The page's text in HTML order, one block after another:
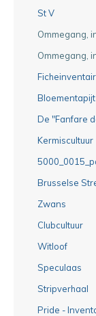
St V
Ommegang,
Ommegang,
De "Fanfare
Kermiscultuur
Brusselse
Zwans
Clubcultuur
Witloof
Speculaas
Stripverhaal
Pride -